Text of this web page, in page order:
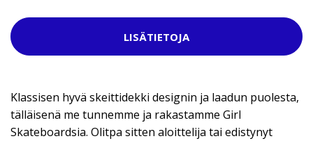
LISÄTIETOJA
Klassisen hyvä skeittidekki designin ja laadun puolesta,
tälläisenä me tunnemme ja rakastamme Girl
Skateboardsia. Olitpa sitten aloittelija tai edistynyt